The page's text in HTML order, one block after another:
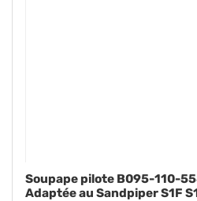
Soupape pilote B095-110-
Adaptée au Sandpiper S1F